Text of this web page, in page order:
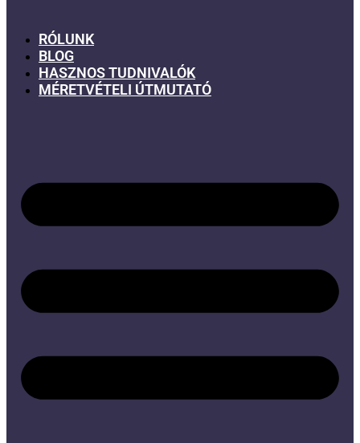
RÓLUNK
BLOG
HASZNOS TUDNIVALÓK
MÉRETVÉTELI ÚTMUTATÓ